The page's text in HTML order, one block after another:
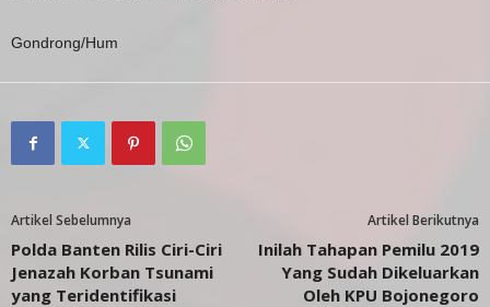
Gondrong/Hum
Artikel Sebelumnya
Polda Banten Rilis Ciri-Ciri
Jenazah Korban Tsunami
yang Teridentifikasi
Artikel Berikutnya
Inilah Tahapan Pemilu 2019
Yang Sudah Dikeluarkan
Oleh KPU Bojonegoro